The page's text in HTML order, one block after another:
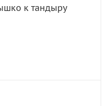
к тандыру